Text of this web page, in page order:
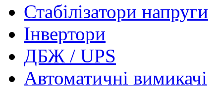
Стабілізатори напруги
Інвертори
ДБЖ / UPS
Автоматичні вимикачі